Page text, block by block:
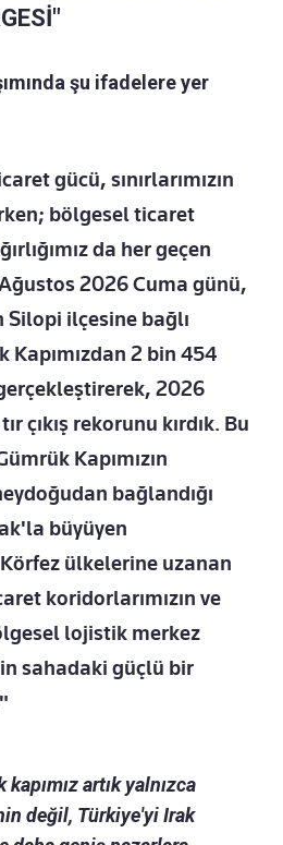
şu ifadelere yer
gücü, sınırlarımızın
bölgesel ticaret
da her geçen
2026 Cuma günü,
Silopi ilçesine bağlı
Kapımızdan 2 bin 454
gerçekleştirerek, 2026
çıkış rekorunu kırdık. Bu
Kapımızın
bağlandığı
büyüyen
ülkelerine uzanan
koridorlarımızın ve
lojistik merkez
sahadaki güçlü bir
artık yalnızca
değil, Türkiye'yi Irak